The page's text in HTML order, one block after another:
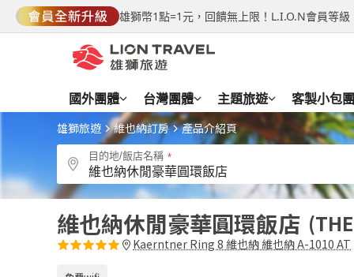
雄獅幣1點=1元，回饋無上限！L.I.O.N會員等
國外團體 台灣團體 主題旅遊 客製小包團
雄獅旅遊 維也納訂房 產品介紹頁
目的地/飯店名稱
維也納休閒豪華圓環飯店
Kaerntner Ring 8 維也納 維也納 A-1010 AT